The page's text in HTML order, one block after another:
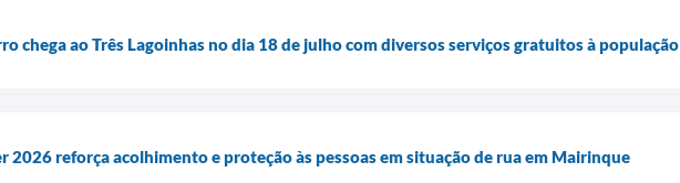
chega ao Três Lagoinhas no dia 18 de julho com diversos serviços gratuitos à população
2026 reforça acolhimento e proteção às pessoas em situação de rua em Mairinque